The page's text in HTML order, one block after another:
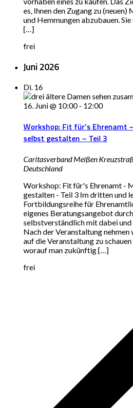
es, Ihnen den Zugang zu
und Hemmungen abzubauen.
[…]
frei
Juni 2026
Di. 16
16. Juni @ 10:00- 12:00
Workshop: Fit für’s Ehrenamt
selbst gestalten – Teil 3
Caritasverband Meißen
Deutschland
Workshop: Fit für's Ehrenamt -
gestalten - Teil 3 Im dritten und
Fortbildungsreihe für
eigenes Beratungsangebot
selbstverständlich mit dabei und
Nach der Veranstaltung nehmen
auf die Veranstaltung zu
worauf man zukünftig […]
frei